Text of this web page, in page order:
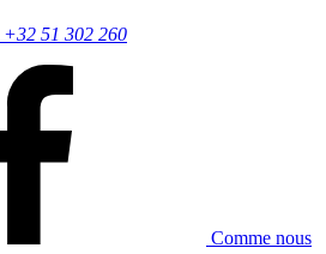
+32 51 302 260
Comme nous